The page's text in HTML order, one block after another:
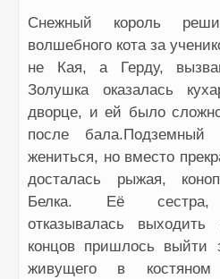
Снежный король
волшебного кота за
не Кая, а Герду,
Золушка оказалась
дворце, и ей было
после
жениться, но вместо
досталась рыжая,
Белка. Её сестра,
отказывалась
концов пришлось выйти
живущего в костяном